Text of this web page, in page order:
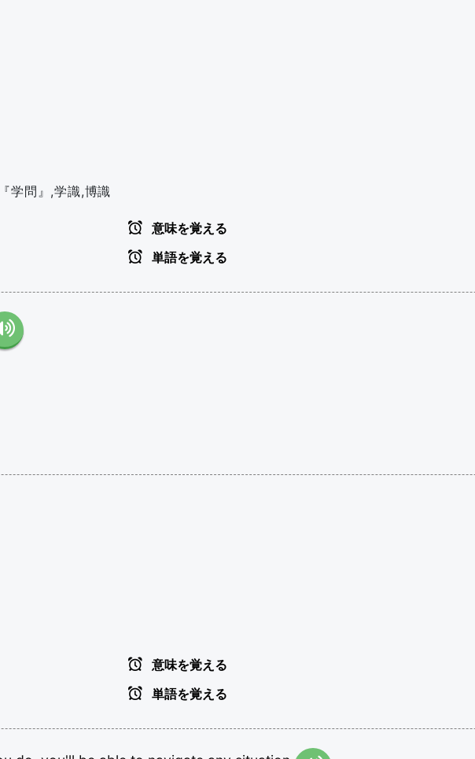
学問』,学識,博識
意味を覚える
単語を覚える
意味を覚える
単語を覚える